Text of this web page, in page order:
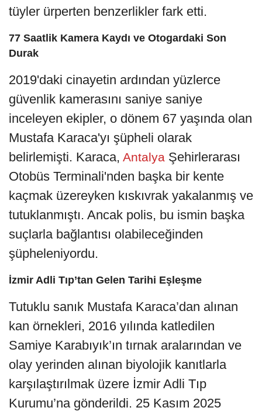
tüyler ürperten benzerlikler fark etti.
77 Saatlik Kamera Kaydı ve Otogardaki Son
Durak
2019'daki cinayetin ardından yüzlerce
güvenlik kamerasını saniye saniye
inceleyen ekipler, o dönem 67 yaşında olan
Mustafa Karaca'yı şüpheli olarak
belirlemişti. Karaca, Antalya Şehirlerarası
Otobüs Terminali'nden başka bir kente
kaçmak üzereyken kıskıvrak yakalanmış ve
tutuklanmıştı. Ancak polis, bu ismin başka
suçlarla bağlantısı olabileceğinden
şüpheleniyordu.
İzmir Adli Tıp’tan Gelen Tarihi Eşleşme
Tutuklu sanık Mustafa Karaca’dan alınan
kan örnekleri, 2016 yılında katledilen
Samiye Karabıyık’ın tırnak aralarından ve
olay yerinden alınan biyolojik kanıtlarla
karşılaştırılmak üzere İzmir Adli Tıp
Kurumu’na gönderildi. 25 Kasım 2025